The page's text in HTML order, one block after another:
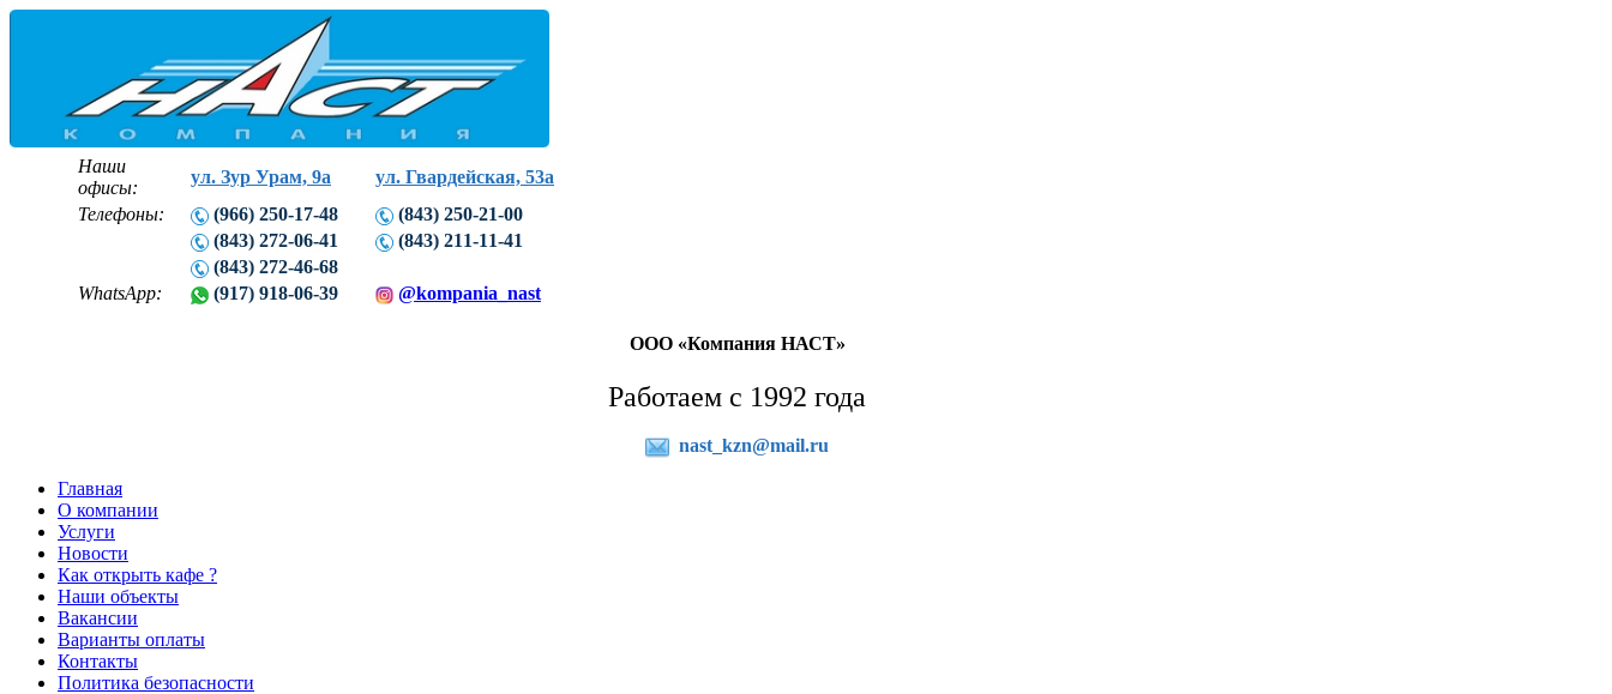
Наши
офисы:
ул. Зур Урам, 9а
ул. Гвардейская, 53а
Телефоны:
(966) 250-17-48
(843) 250-21-00
(843) 272-06-41
(843) 211-11-41
(843) 272-46-68
WhatsApp:
(917) 918-06-39 @kompania_nast
ООО «Компания НАСТ»
Работаем с 1992 года
nast_kzn@mail.ru
Главная
О компании
Услуги
Новости
Как открыть кафе ?
Наши объекты
Вакансии
Варианты оплаты
Контакты
Политика безопасности